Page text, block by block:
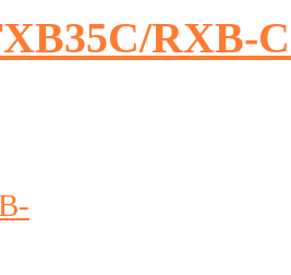
RXB-